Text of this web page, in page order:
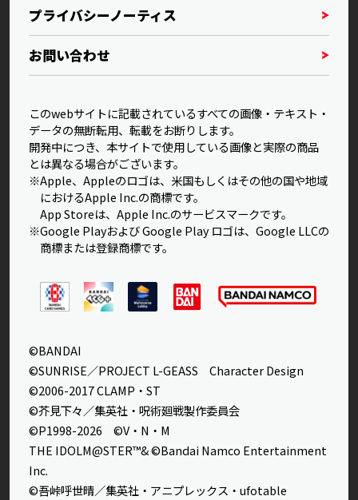
プライバシーノーティス
お問い合わせ
このwebサイトに記載されているすべての画像・テキスト・
データの無断転用、転載をお断りします。
開発中につき、本サイトで使用している画像と実際の商品
とは異なる場合がございます。
※Apple、Appleのロゴは、米国もしくはその他の国や地域
におけるApple Inc.の商標です。
App Storeは、Apple Inc.のサービスマークです。
※Google Playおよび Google Play ロゴは、Google LLCの
商標または登録商標です。
©BANDAI
©SUNRISE／PROJECT L-GEASS Character Design
©2006-2017 CLAMP・ST
©芥見下々／集英社・呪術廻戦製作委員会
©P1998-2026 ©V・N・M
THE IDOLM@STER™& ©Bandai Namco Entertainment
Inc.
©吾峠呼世晴／集英社・アニプレックス・ufotable